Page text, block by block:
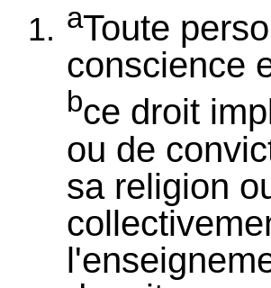
aToute
conscience
bce droit
ou de
sa religion